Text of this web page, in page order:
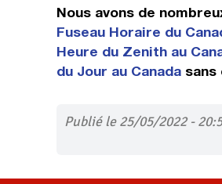
Nous avons de
Fuseau Horaire du
Heure du Zenith au
du Jour au Canada sans
Publié le 25/05/2022 -